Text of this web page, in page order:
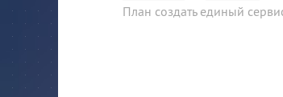
План создать единый